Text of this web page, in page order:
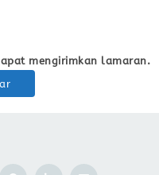
mengirimkan lamaran.